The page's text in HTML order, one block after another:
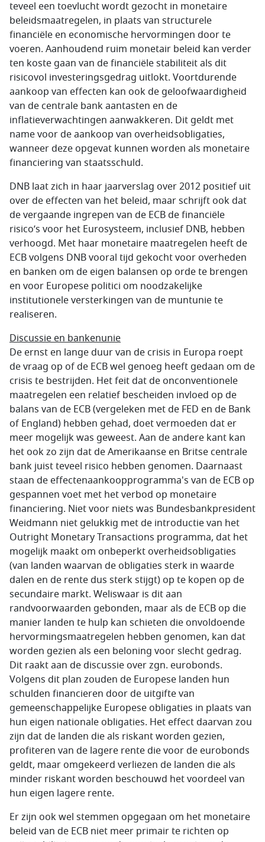
teveel een toevlucht wordt gezocht in monetaire
beleidsmaatregelen, in plaats van structurele
financiële en economische hervormingen door te
voeren. Aanhoudend ruim monetair beleid kan verder
ten koste gaan van de financiële stabiliteit als dit
risicovol investeringsgedrag uitlokt. Voortdurende
aankoop van effecten kan ook de geloofwaardigheid
van de centrale bank aantasten en de
inflatieverwachtingen aanwakkeren. Dit geldt met
name voor de aankoop van overheidsobligaties,
wanneer deze opgevat kunnen worden als monetaire
financiering van staatsschuld.
DNB laat zich in haar jaarverslag over 2012 positief uit
over de effecten van het beleid, maar schrijft ook dat
de vergaande ingrepen van de ECB de financiële
risico’s voor het Eurosysteem, inclusief DNB, hebben
verhoogd. Met haar monetaire maatregelen heeft de
ECB volgens DNB vooral tijd gekocht voor overheden
en banken om de eigen balansen op orde te brengen
en voor Europese politici om noodzakelijke
institutionele versterkingen van de muntunie te
realiseren.
Discussie en bankenunie
De ernst en lange duur van de crisis in Europa roept
de vraag op of de ECB wel genoeg heeft gedaan om de
crisis te bestrijden. Het feit dat de onconventionele
maatregelen een relatief bescheiden invloed op de
balans van de ECB (vergeleken met de FED en de Bank
of England) hebben gehad, doet vermoeden dat er
meer mogelijk was geweest. Aan de andere kant kan
het ook zo zijn dat de Amerikaanse en Britse centrale
bank juist teveel risico hebben genomen. Daarnaast
staan de effectenaankoopprogramma's van de ECB op
gespannen voet met het verbod op monetaire
financiering. Niet voor niets was Bundesbankpresident
Weidmann niet gelukkig met de introductie van het
Outright Monetary Transactions programma, dat het
mogelijk maakt om onbeperkt overheidsobligaties
(van landen waarvan de obligaties sterk in waarde
dalen en de rente dus sterk stijgt) op te kopen op de
secundaire markt. Weliswaar is dit aan
randvoorwaarden gebonden, maar als de ECB op die
manier landen te hulp kan schieten die onvoldoende
hervormingsmaatregelen hebben genomen, kan dat
worden gezien als een beloning voor slecht gedrag.
Dit raakt aan de discussie over zgn. eurobonds.
Volgens dit plan zouden de Europese landen hun
schulden financieren door de uitgifte van
gemeenschappelijke Europese obligaties in plaats van
hun eigen nationale obligaties. Het effect daarvan zou
zijn dat de landen die als riskant worden gezien,
profiteren van de lagere rente die voor de eurobonds
geldt, maar omgekeerd verliezen de landen die als
minder riskant worden beschouwd het voordeel van
hun eigen lagere rente.
Er zijn ook wel stemmen opgegaan om het monetaire
beleid van de ECB niet meer primair te richten op